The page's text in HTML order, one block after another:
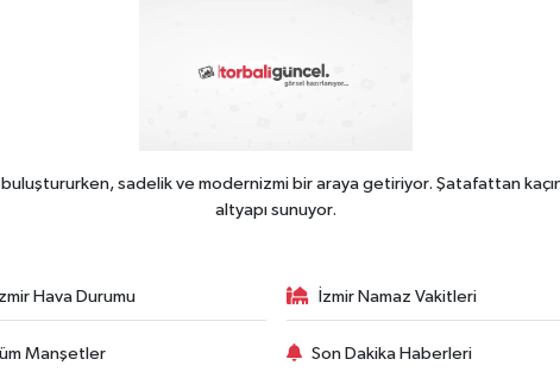
sadelik ve modernizmi bir araya getiriyor. Şatafattan
altyapı sunuyor.
Hava Durumu İzmir Namaz Vakitleri
Manşetler Son Dakika Haberleri